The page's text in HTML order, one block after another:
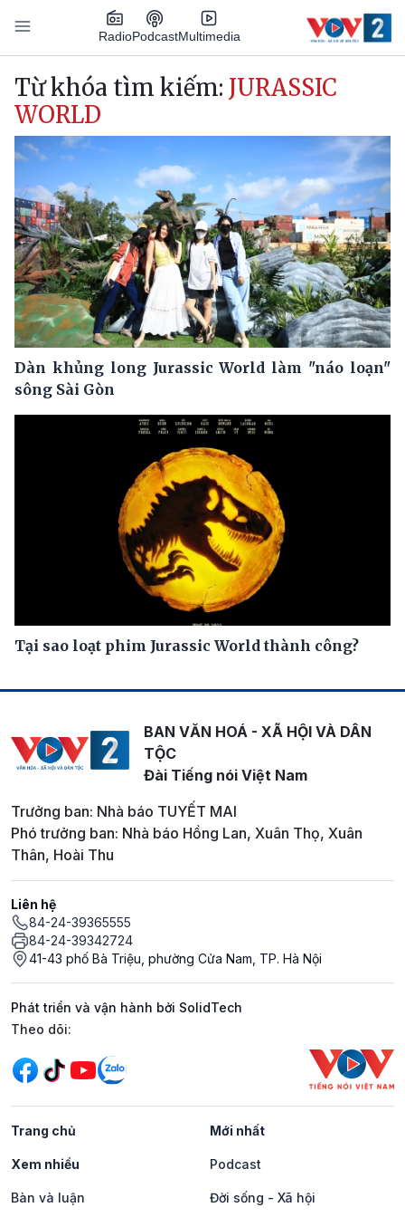
Nhảy đến nội dung
RadioPodcastMultimedia
Main navigation
Từ khóa tìm kiếm: JURASSIC
WORLD
Dàn khủng long Jurassic World làm "náo loạn"
sông Sài Gòn
Tại sao loạt phim Jurassic World thành công?
BAN VĂN HOÁ - XÃ HỘI VÀ DÂN
TỘC
Đài Tiếng nói Việt Nam
Trưởng ban: Nhà báo TUYẾT MAI
Phó trưởng ban: Nhà báo Hồng Lan, Xuân Thọ, Xuân
Thân, Hoài Thu
Liên hệ
84-24-39365555
84-24-39342724
41-43 phố Bà Triệu, phường Cửa Nam, TP. Hà Nội
Phát triển và vận hành bởi SolidTech
Mạng xã hội
Theo dõi:
Trang chủ Mới nhất
Xem nhiều Podcast
Bàn và luận Đời sống - Xã hội